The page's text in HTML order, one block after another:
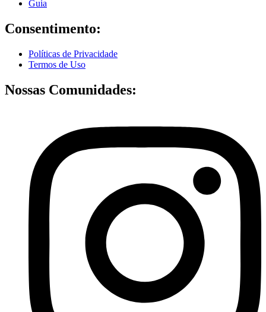
Guia
Consentimento:
Políticas de Privacidade
Termos de Uso
Nossas Comunidades: